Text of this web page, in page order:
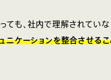
も、社内で理解されてい
ニケーションを整合させる